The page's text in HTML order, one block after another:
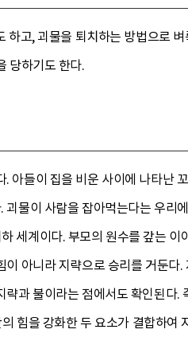
고, 괴물을 퇴치하는 방법으로
당하기도 한다.
아들이 집을 비운 사이에 나타난
물이 사람을 잡아먹는다는 우리
세계이다. 부모의 원수를 갚는
아니라 지략으로 승리를 거둔다
과 불이라는 점에서도 확인된다
힘을 강화한 두 요소가 결합하여